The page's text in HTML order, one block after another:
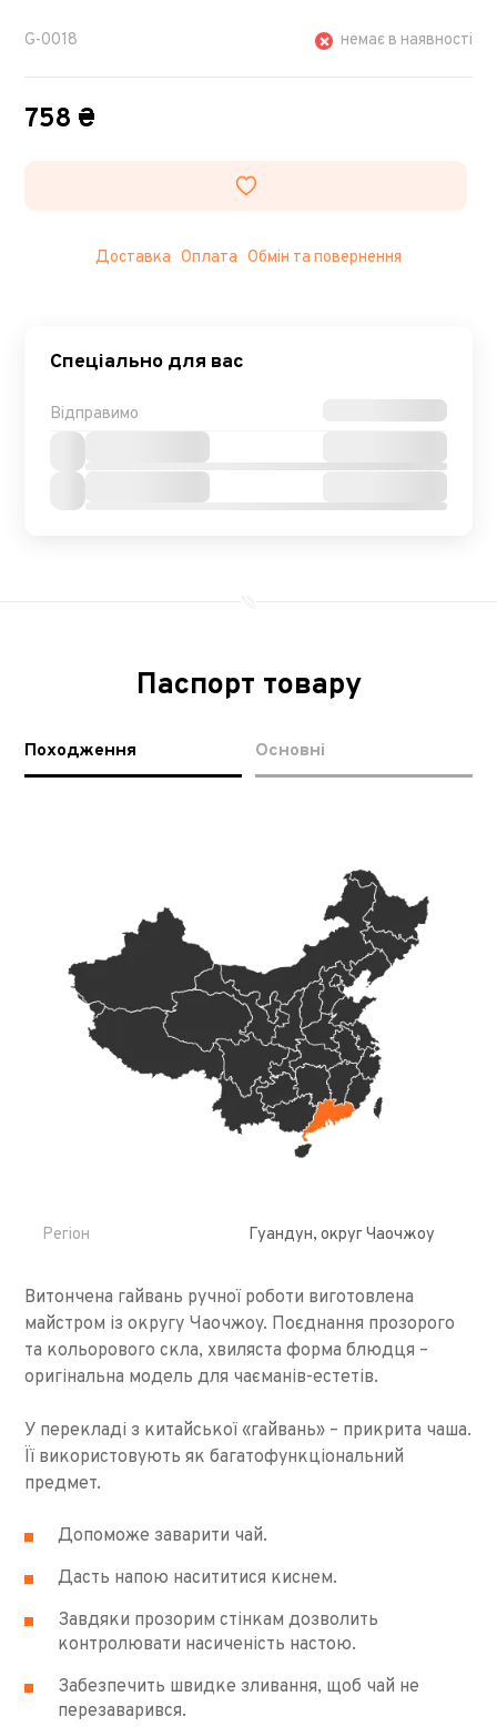
G-0018 немає в наявності
758 ₴
Доставка Оплата Обмін та повернення
Спеціально для вас
Відправимо
Паспорт товару
Походження Основні
Регіон Гуандун, округ Чаочжоу
Витончена гайвань ручної роботи виготовлена ​​
майстром із округу Чаочжоу. Поєднання прозорого
та кольорового скла, хвиляста форма блюдця –
оригінальна модель для чаєманів-естетів.
У перекладі з китайської «гайвань» – прикрита чаша.
Її використовують як багатофункціональний
предмет.
Допоможе заварити чай.
Дасть напою насититися киснем.
Завдяки прозорим стінкам дозволить
контролювати насиченість настою.
Забезпечить швидке зливання, щоб чай не
перезаварився.